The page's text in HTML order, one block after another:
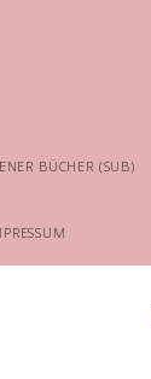
BÜCHER (SUB)